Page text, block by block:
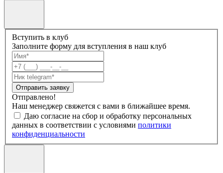
Вступить в клуб
Заполните форму для вступления в наш клуб
Отправить заявку
Отправлено!
Наш менеджер свяжется с вами в ближайшее время.
Даю согласие на сбор и обработку персональных
данных в соответствии с условиями политики
конфиденциальности